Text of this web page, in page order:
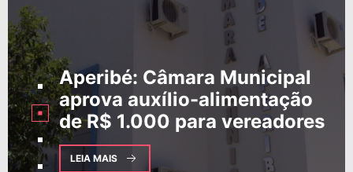
Aperibé: Câmara Municipal
aprova auxílio-alimentação
de R$ 1.000 para vereadores
LEIA MAIS